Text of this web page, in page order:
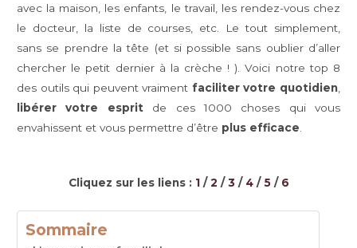
avec la maison, les enfants, le travail, les rendez-vous chez
le docteur, la liste de courses, etc. Le tout simplement,
sans se prendre la tête (et si possible sans oublier d’aller
chercher le petit dernier à la crèche ! ). Voici notre top 8
des outils qui peuvent vraiment faciliter votre quotidien,
libérer votre espritde ces 1000 choses qui vous
envahissent et vous permettre d’être plus efficace
Cliquez sur les liens : 1/2 /3 / 4/5/ 6
Sommaire